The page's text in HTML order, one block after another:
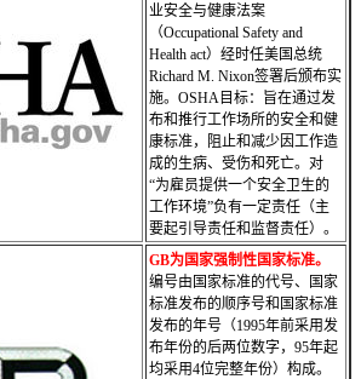
业安全与健康法案
（Occupational Safety and
Health act）经时任美国总统
Richard M. Nixon签署后颁布实
施。OSHA目标：旨在通过发
布和推行工作场所的安全和健
康标准，阻止和减少因工作造
成的生病、受伤和死亡。对
“为雇员提供一个安全卫生的
工作环境”负有一定责任（主
要起引导责任和监督责任）。
GB为国家强制性国家标准。
编号由国家标准的代号、国家
标准发布的顺序号和国家标准
发布的年号（1995年前采用发
布年份的后两位数字，95年起
均采用4位完整年份）构成。